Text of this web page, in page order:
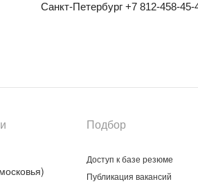
Санкт-Петербург +7 812-458-45-
Подбор
Доступ к базе резюме
Публикация вакансий